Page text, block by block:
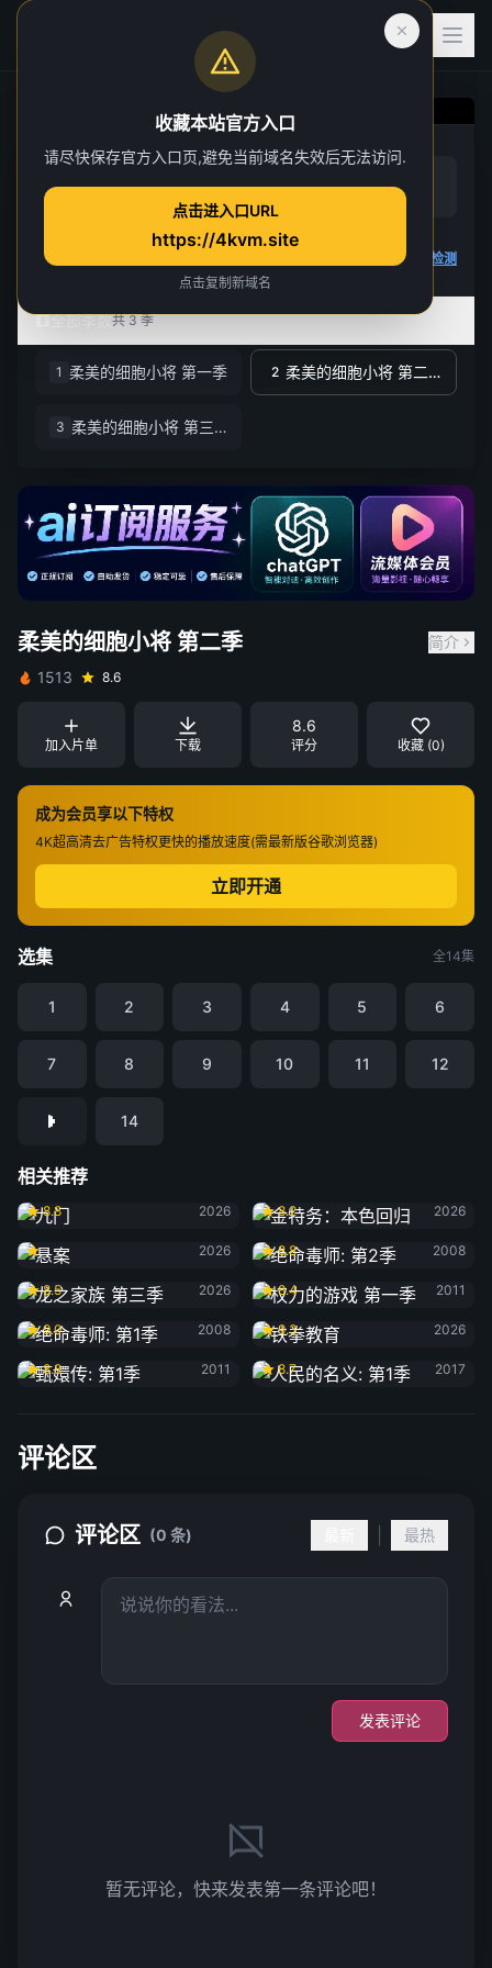
柔美的细胞小将 第二
季
(0
,播放检测
全部季数共 3 季
1 柔美的细胞小将 第一季 2 柔美的细胞小将 第二季
3 柔美的细胞小将 第三季
柔美的细胞小将 第二季
简介
1513
8.6
加入片单 下载
8.6
评分 收藏 (0)
成为会员享以下特权
4K超高清去广告特权更快的播放速度(需最新版谷歌浏览器)
立即开通
选集 全14集
1 2 3 4 5 6
7 8 9 10 11 12
14
相关推荐
九门
8.8
2026
8.2
2026
悬案
2026
绝命毒师: 第2季
8.8
2008
龙之家族 第三季
8.5
2026
权力的游戏 第一季
8.4
2011
绝命毒师: 第1季
9.0
2008
铁拳教育
9.3
2026
甄嬛传: 第1季
8.8
2011
人民的名义: 第1季
8.7
2017
评论区
评论区 (0 条) 最热
发表评论
暂无评论，快来发表第一条评论吧！
收藏本站官方入口
请尽快保存官方入口页,避免当前域名失效后无法访问.
点击进入口URL
https://4kvm.site
点击复制新域名